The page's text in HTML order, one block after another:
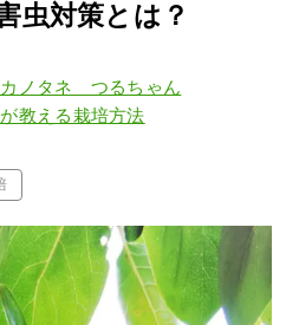
虫対策とは？
カノタネ つるちゃん
教える栽培方法